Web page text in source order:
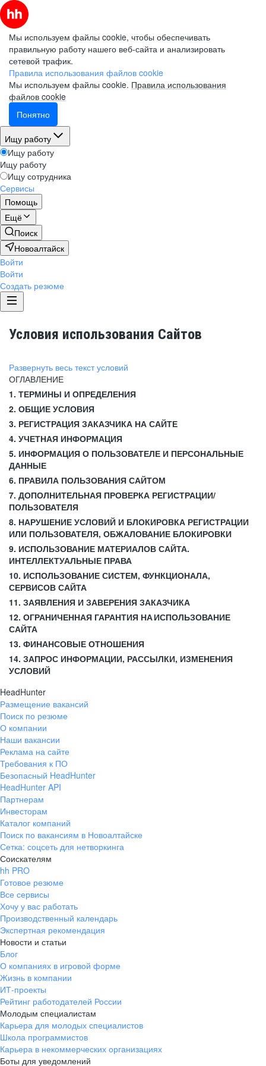
Мы используем файлы cookie, чтобы обеспечивать
правильную работу нашего веб-сайта и анализировать
сетевой трафик.
Правила использования файлов cookie
Мы используем файлы cookie. Правила использования
файлов cookie
Понятно
Ищу работу
Ищу работу
Ищу работу
Ищу сотрудника
Сервисы
Помощь
Ещё
Поиск
Новоалтайск
Войти
Войти
Создать резюме
Условия использования Сайтов
Развернуть весь текст условий
ОГЛАВЛЕНИЕ
1. ТЕРМИНЫ И ОПРЕДЕЛЕНИЯ
2. ОБЩИЕ УСЛОВИЯ
3. РЕГИСТРАЦИЯ ЗАКАЗЧИКА НА САЙТЕ
4. УЧЕТНАЯ ИНФОРМАЦИЯ
5. ИНФОРМАЦИЯ О ПОЛЬЗОВАТЕЛЕ И ПЕРСОНАЛЬНЫЕ
ДАННЫЕ
6. ПРАВИЛА ПОЛЬЗОВАНИЯ САЙТОМ
7. ДОПОЛНИТЕЛЬНАЯ ПРОВЕРКА РЕГИСТРАЦИИ/
ПОЛЬЗОВАТЕЛЯ
8. НАРУШЕНИЕ УСЛОВИЙ И БЛОКИРОВКА РЕГИСТРАЦИИ
ИЛИ ПОЛЬЗОВАТЕЛЯ, ОБЖАЛОВАНИЕ БЛОКИРОВКИ
9. ИСПОЛЬЗОВАНИЕ МАТЕРИАЛОВ САЙТА.
ИНТЕЛЛЕКТУАЛЬНЫЕ ПРАВА
10. ИСПОЛЬЗОВАНИЕ СИСТЕМ, ФУНКЦИОНАЛА,
СЕРВИСОВ САЙТА
11. ЗАЯВЛЕНИЯ И ЗАВЕРЕНИЯ ЗАКАЗЧИКА
12. ОГРАНИЧЕННАЯ ГАРАНТИЯ НА ИСПОЛЬЗОВАНИЕ
САЙТА
13. ФИНАНСОВЫЕ ОТНОШЕНИЯ
14. ЗАПРОС ИНФОРМАЦИИ, РАССЫЛКИ, ИЗМЕНЕНИЯ
УСЛОВИЙ
HeadHunter
Размещение вакансий
Поиск по резюме
О компании
Наши вакансии
Реклама на сайте
Требования к ПО
Безопасный HeadHunter
HeadHunter API
Партнерам
Инвесторам
Каталог компаний
Поиск по вакансиям в Новоалтайске
Сетка: соцсеть для нетворкинга
Соискателям
hh PRO
Готовое резюме
Все сервисы
Хочу у вас работать
Производственный календарь
Экспертная рекомендация
Новости и статьи
Блог
О компаниях в игровой форме
Жизнь в компании
ИТ-проекты
Рейтинг работодателей России
Молодым специалистам
Карьера для молодых специалистов
Школа программистов
Карьера в некоммерческих организациях
Боты для уведомлений